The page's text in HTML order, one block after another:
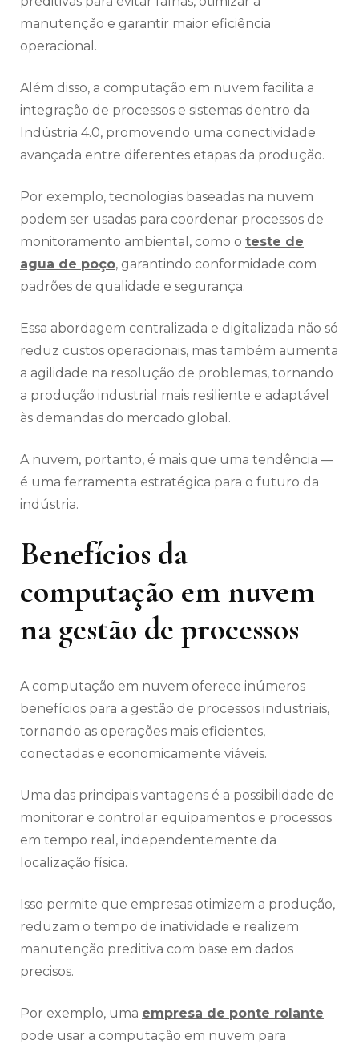
manutenção e garantir maior eficiência
operacional.
Além disso, a computação em nuvem facilita a
integração de processos e sistemas dentro da
Indústria 4.0, promovendo uma conectividade
avançada entre diferentes etapas da produção.
Por exemplo, tecnologias baseadas na nuvem
podem ser usadas para coordenar processos de
monitoramento ambiental, como o teste de
agua de poço, garantindo conformidade com
padrões de qualidade e segurança.
Essa abordagem centralizada e digitalizada não só
reduz custos operacionais, mas também aumenta
a agilidade na resolução de problemas, tornando
a produção industrial mais resiliente e adaptável
às demandas do mercado global.
A nuvem, portanto, é mais que uma tendência —
é uma ferramenta estratégica para o futuro da
indústria.
Benefícios da
computação em nuvem
na gestão de processos
A computação em nuvem oferece inúmeros
benefícios para a gestão de processos industriais,
tornando as operações mais eficientes,
conectadas e economicamente viáveis.
Uma das principais vantagens é a possibilidade de
monitorar e controlar equipamentos e processos
em tempo real, independentemente da
localização física.
Isso permite que empresas otimizem a produção,
reduzam o tempo de inatividade e realizem
manutenção preditiva com base em dados
precisos.
Por exemplo, uma empresa de ponte rolante
pode usar a computação em nuvem para